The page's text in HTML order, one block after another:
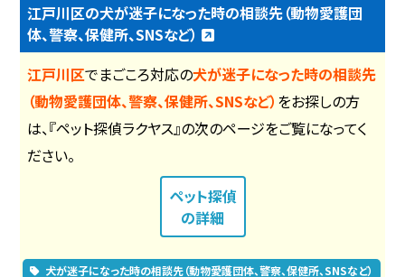
江戸川区の犬が迷子になった時の相談先（動物愛護団
体、警察、保健所、SNSなど）
江戸川区でまごころ対応の犬が迷子になった時の相談先
（動物愛護団体、警察、保健所、SNSなど） をお探しの方
は、『ペット探偵ラクヤス』の次のページをご覧になってく
ださい。
ペット探偵
の詳細
犬が迷子になった時の相談先（動物愛護団体、警察、保健所、SNSなど）